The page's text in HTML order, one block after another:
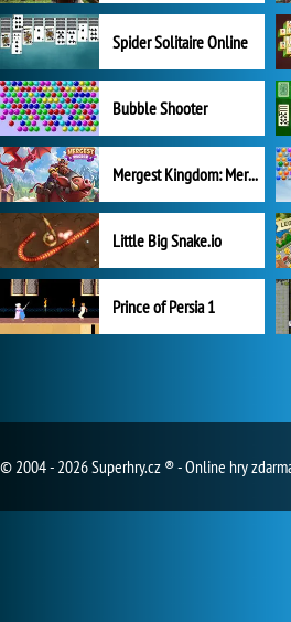
Spider Solitaire Online
Bubble Shooter
Mergest Kingdom: Merge Puzzle
Little Big Snake.io
Prince of Persia 1
© 2004 - 2026 Superhry.cz ® - Online hry